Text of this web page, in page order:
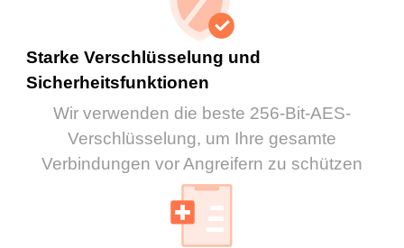
Starke Verschlüsselung und
Sicherheitsfunktionen
Wir verwenden die beste 256-Bit-AES-
Verschlüsselung, um Ihre gesamte
Verbindungen vor Angreifern zu schützen